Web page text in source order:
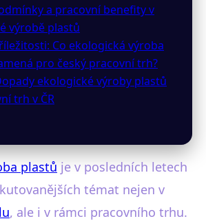
a pracovní benefity v
výrobě plastů
Co ekologická výroba
pro český pracovní trh?
ekologické výroby plastů
trh v ČR
plastů je v posledních letech
témat nejen v
, ale i v rámci pracovního trhu.